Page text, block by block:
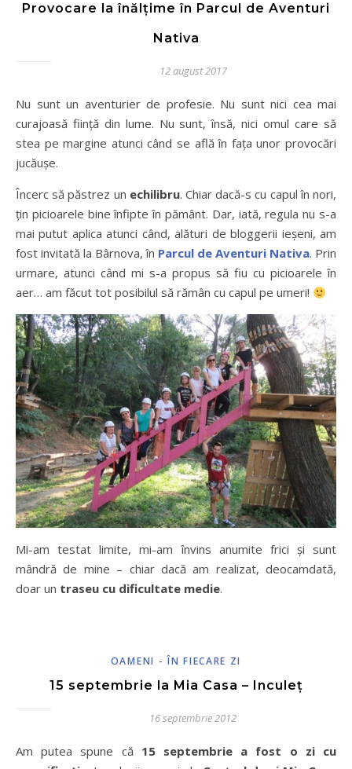
Provocare la înălțime în Parcul de Aventuri
Nativa
12 august 2017
Nu sunt un aventurier de profesie. Nu sunt nici cea mai
curajoasă ființă din lume. Nu sunt, însă, nici omul care să
stea pe margine atunci când se află în fața unor provocări
jucăușe.
Încerc să păstrez un echilibru. Chiar dacă-s cu capul în nori,
țin picioarele bine înfipte în pământ. Dar, iată, regula nu s-a
mai putut aplica atunci când, alături de bloggerii ieșeni, am
fost invitată la Bârnova, în Parcul de Aventuri Nativa. Prin
urmare, atunci când mi s-a propus să fiu cu picioarele în
aer… am făcut tot posibilul să rămân cu capul pe umeri!
Mi-am testat limite, mi-am învins anumite frici și sunt
mândră de mine – chiar dacă am realizat, deocamdată,
doar un traseu cu dificultate medie.
OAMENI - ÎN FIECARE ZI
15 septembrie la Mia Casa – Inculeț
16 septembrie 2012
Am putea spune că 15 septembrie a fost o zi cu